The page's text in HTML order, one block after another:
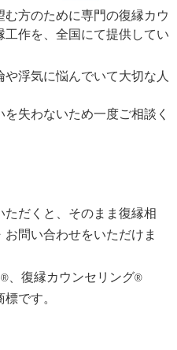
方のために専門の復縁カウ
作を、全国にて提供してい
浮気に悩んでいて大切な人
失わないため一度ご相談く
だくと、そのまま復縁相
問い合わせをいただけま
® 、復縁カウンセリング®
です。